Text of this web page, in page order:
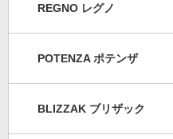
REGNO レグノ
POTENZA ポテンザ
BLIZZAK ブリザック